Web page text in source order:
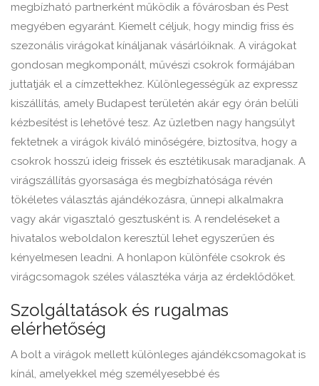
megbízható partnerként működik a fővárosban és Pest
megyében egyaránt. Kiemelt céljuk, hogy mindig friss és
szezonális virágokat kínáljanak vásárlóiknak. A virágokat
gondosan megkomponált, művészi csokrok formájában
juttatják el a címzettekhez. Különlegességük az expressz
kiszállítás, amely Budapest területén akár egy órán belüli
kézbesítést is lehetővé tesz. Az üzletben nagy hangsúlyt
fektetnek a virágok kiváló minőségére, biztosítva, hogy a
csokrok hosszú ideig frissek és esztétikusak maradjanak. A
virágszállítás gyorsasága és megbízhatósága révén
tökéletes választás ajándékozásra, ünnepi alkalmakra
vagy akár vigasztaló gesztusként is. A rendeléseket a
hivatalos weboldalon keresztül lehet egyszerűen és
kényelmesen leadni. A honlapon különféle csokrok és
virágcsomagok széles választéka várja az érdeklődőket.
Szolgáltatások és rugalmas
elérhetőség
A bolt a virágok mellett különleges ajándékcsomagokat is
kínál, amelyekkel még személyesebbé és